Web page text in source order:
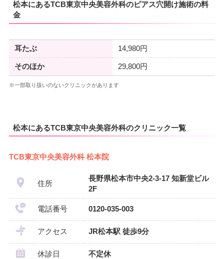
松本にあるTCB東京中央美容外科のピアス穴開け施術の料
金
耳たぶ 14,980円
そのほか 29,800円
※一部取り扱いのないクリニックがあります
松本にあるTCB東京中央美容外科のクリニック一覧
TCB東京中央美容外科 松本院
住所
長野県松本市中央2-3-17 知新堂ビル
2F
電話番号 0120-035-003
アクセス JR松本駅 徒歩9分
休診日 不定休